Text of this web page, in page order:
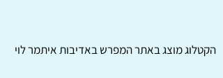
הקטלוג מוצג באתרהמפרשבאדיבות איתמר לוי